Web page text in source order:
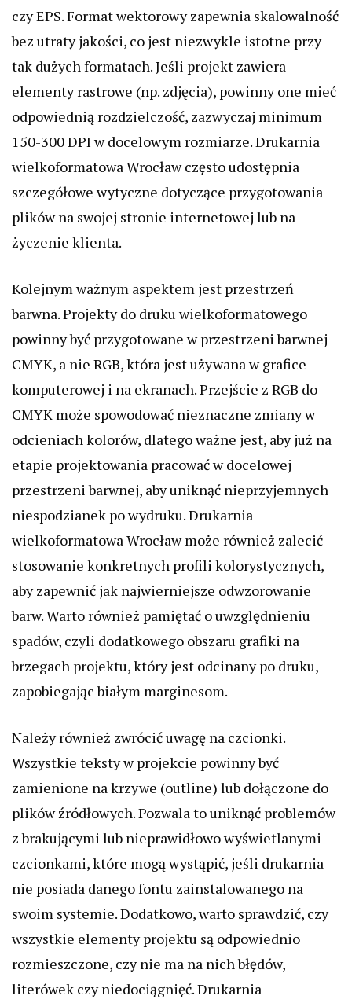
czy EPS. Format wektorowy zapewnia skalowalność
bez utraty jakości, co jest niezwykle istotne przy
tak dużych formatach. Jeśli projekt zawiera
elementy rastrowe (np. zdjęcia), powinny one mieć
odpowiednią rozdzielczość, zazwyczaj minimum
150-300 DPI w docelowym rozmiarze. Drukarnia
wielkoformatowa Wrocław często udostępnia
szczegółowe wytyczne dotyczące przygotowania
plików na swojej stronie internetowej lub na
życzenie klienta.
Kolejnym ważnym aspektem jest przestrzeń
barwna. Projekty do druku wielkoformatowego
powinny być przygotowane w przestrzeni barwnej
CMYK, a nie RGB, która jest używana w grafice
komputerowej i na ekranach. Przejście z RGB do
CMYK może spowodować nieznaczne zmiany w
odcieniach kolorów, dlatego ważne jest, aby już na
etapie projektowania pracować w docelowej
przestrzeni barwnej, aby uniknąć nieprzyjemnych
niespodzianek po wydruku. Drukarnia
wielkoformatowa Wrocław może również zalecić
stosowanie konkretnych profili kolorystycznych,
aby zapewnić jak najwierniejsze odwzorowanie
barw. Warto również pamiętać o uwzględnieniu
spadów, czyli dodatkowego obszaru grafiki na
brzegach projektu, który jest odcinany po druku,
zapobiegając białym marginesom.
Należy również zwrócić uwagę na czcionki.
Wszystkie teksty w projekcie powinny być
zamienione na krzywe (outline) lub dołączone do
plików źródłowych. Pozwala to uniknąć problemów
z brakującymi lub nieprawidłowo wyświetlanymi
czcionkami, które mogą wystąpić, jeśli drukarnia
nie posiada danego fontu zainstalowanego na
swoim systemie. Dodatkowo, warto sprawdzić, czy
wszystkie elementy projektu są odpowiednio
rozmieszczone, czy nie ma na nich błędów,
literówek czy niedociągnięć. Drukarnia